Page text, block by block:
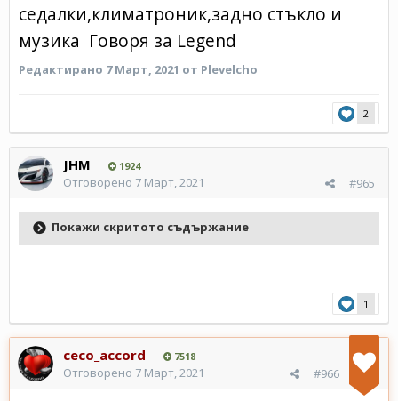
седалки,климатроник,задно стъкло и
музика Говоря за Legend
Редактирано 7 Март, 2021 от Plevelcho
2
JHM 1924
#965
Отговорено 7 Март, 2021
Покажи скритото съдържание
1
ceco_accord 7518
#966
Отговорено 7 Март, 2021